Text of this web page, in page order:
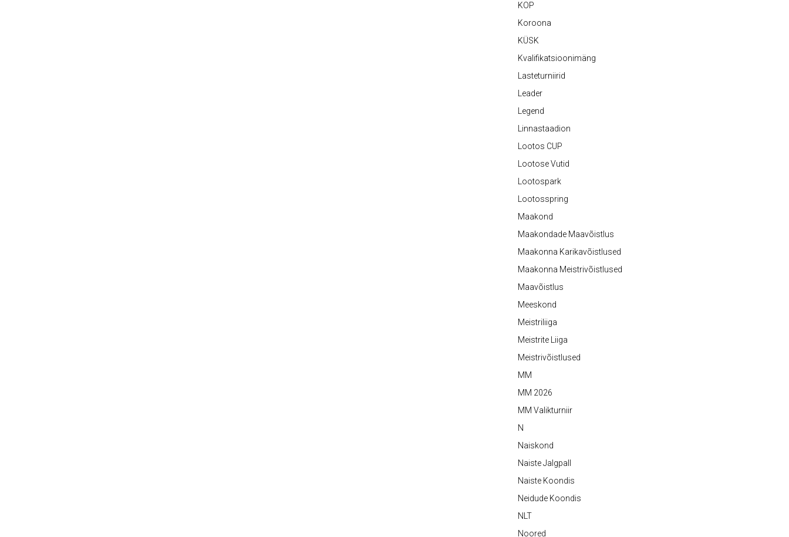
KOP
Koroona
KÜSK
Kvalifikatsioonimäng
Lasteturniirid
Leader
Legend
Linnastaadion
Lootos CUP
Lootose Vutid
Lootospark
Lootosspring
Maakond
Maakondade Maavõistlus
Maakonna Karikavõistlused
Maakonna Meistrivõistlused
Maavõistlus
Meeskond
Meistriliiga
Meistrite Liiga
Meistrivõistlused
MM
MM 2026
MM Valikturniir
N
Naiskond
Naiste Jalgpall
Naiste Koondis
Neidude Koondis
NLT
Noored